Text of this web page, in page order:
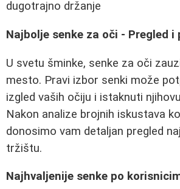
dugotrajno držanje
Najbolje senke za oči - Pregled i
U svetu šminke, senke za oči
mesto. Pravi izbor senki može
izgled vaših očiju i istaknuti
Nakon analize brojnih iskustava
donosimo vam detaljan pregled
tržištu.
Najhvaljenije senke po